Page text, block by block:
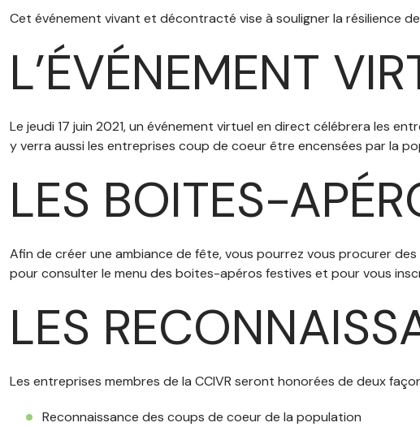
Cet événement vivant et décontracté vise à souligner la résilience
L’ÉVÉNEMENT
Le jeudi 17 juin 2021, un événement virtuel en direct célébrera les
y verra aussi les entreprises coup de coeur être encensées par la
LES BOITES-
Afin de créer une ambiance de fête, vous pourrez vous procurer
pour consulter le menu des boites-apéros festives et pour vous
LES
Les entreprises membres de la CCIVR seront honorées de deux
Reconnaissance des coups de coeur de la population